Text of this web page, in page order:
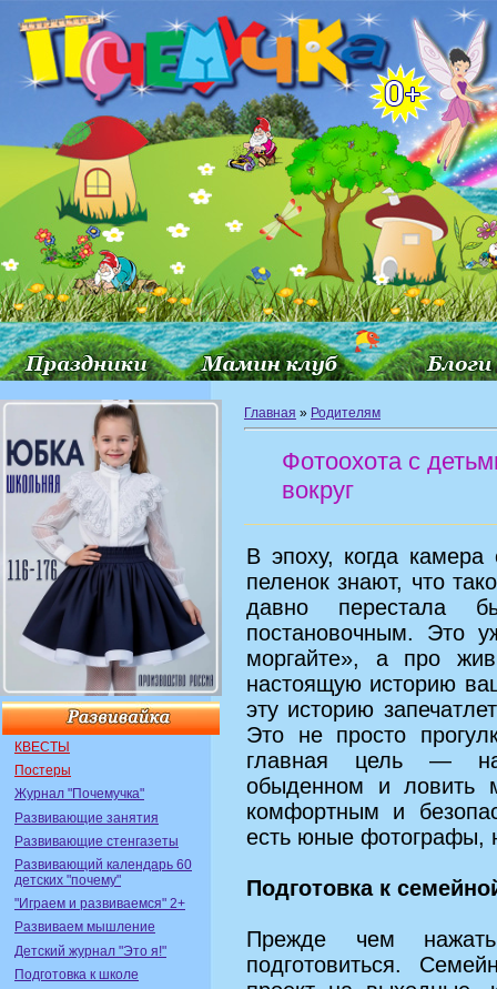
КВЕСТЫ
Постеры
Журнал "Почемучка"
Развивающие занятия
Развивающие стенгазеты
Развивающий календарь 60
детских "почему"
"Играем и развиваемся" 2+
Развиваем мышление
Детский журнал "Это я!"
Подготовка к школе
Главная » Родителям
Фотоохота с
вокруг
В эпоху, когда
пеленок знают, что
давно перестала
постановочным. Это
моргайте», а про
настоящую историю
эту историю
Это не просто
главная цель —
обыденном и ловить
комфортным и
есть юные фотографы,
Подготовка к
Прежде чем
подготовиться.